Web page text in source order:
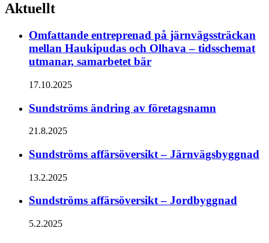
Aktuellt
Omfattande entreprenad på järnvägssträckan
mellan Haukipudas och Olhava – tidsschemat
utmanar, samarbetet bär
17.10.2025
Sundströms ändring av företagsnamn
21.8.2025
Sundströms affärsöversikt – Järnvägsbyggnad
13.2.2025
Sundströms affärsöversikt – Jordbyggnad
5.2.2025